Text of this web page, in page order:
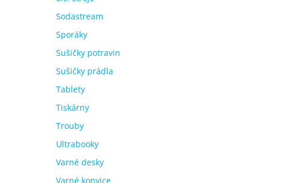
Sodastream
Sporáky
Sušičky potravin
Sušičky prádla
Tablety
Tiskárny
Trouby
Ultrabooky
Varné desky
Varné konvice